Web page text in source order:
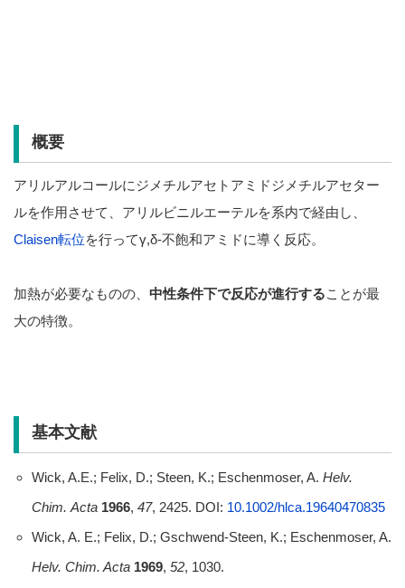
概要
アリルアルコールにジメチルアセトアミドジメチルアセター
ルを作用させて、アリルビニルエーテルを系内で経由し、
Claisen転位を行ってγ,δ-不飽和アミドに導く反応。
加熱が必要なものの、 中性条件下で反応が進行することが最
大の特徴。
基本文献
Wick, A.E.; Felix, D.; Steen, K.; Eschenmoser, A. Helv.
Chim. Acta 1966, 47, 2425. DOI: 10.1002/hlca.19640470835
Wick, A. E.; Felix, D.; Gschwend-Steen, K.; Eschenmoser, A.
Helv. Chim. Acta 1969, 52, 1030.